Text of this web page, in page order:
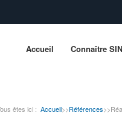
Accueil Connaître
êtes ici : Accueil>>Références>>